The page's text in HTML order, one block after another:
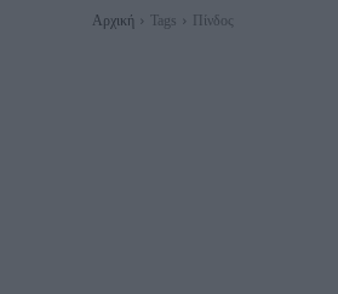
Αρχική Tags Πίνδος